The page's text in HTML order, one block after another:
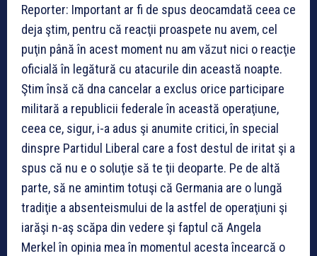
Reporter: Important ar fi de spus deocamdată ceea ce
deja ştim, pentru că reacţii proaspete nu avem, cel
puţin până în acest moment nu am văzut nici o reacţie
oficială în legătură cu atacurile din această noapte.
Ştim însă că dna cancelar a exclus orice participare
militară a republicii federale în această operaţiune,
ceea ce, sigur, i-a adus şi anumite critici, în special
dinspre Partidul Liberal care a fost destul de iritat şi a
spus că nu e o soluţie să te ţii deoparte. Pe de altă
parte, să ne amintim totuşi că Germania are o lungă
tradiţie a absenteismului de la astfel de operaţiuni şi
iarăşi n-aş scăpa din vedere şi faptul că Angela
Merkel în opinia mea în momentul acesta încearcă o